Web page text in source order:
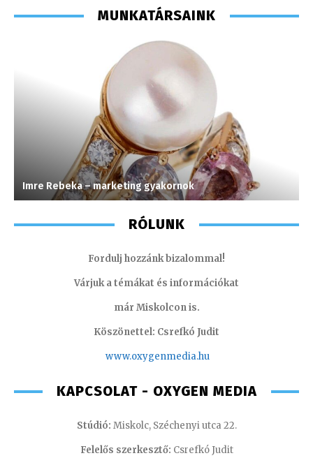
MUNKATÁRSAINK
Imre Rebeka – marketing gyakornok
RÓLUNK
Fordulj hozzánk bizalommal!
Várjuk a témákat és információkat
már Miskolcon is.
Köszönettel: Csrefkó Judit
www.oxygenmedia.hu
KAPCSOLAT - OXYGEN MEDIA
Stúdió: Miskolc, Széchenyi utca 22.
Felelős szerkesztő: Csrefkó Judit